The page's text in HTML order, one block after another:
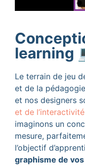
learning
Le terrain de jeu
et de la
et nos designers
et de
imaginons un
mesure,
l’objectif
graphisme de